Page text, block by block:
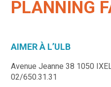
PLANNING
AIMER À L’ULB
Avenue Jeanne 38 1050
02/650.31.31